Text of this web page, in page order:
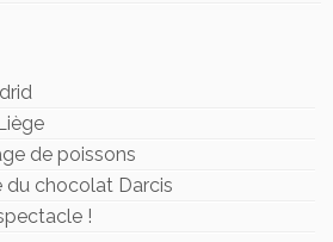
de poissons
du chocolat Darcis
!